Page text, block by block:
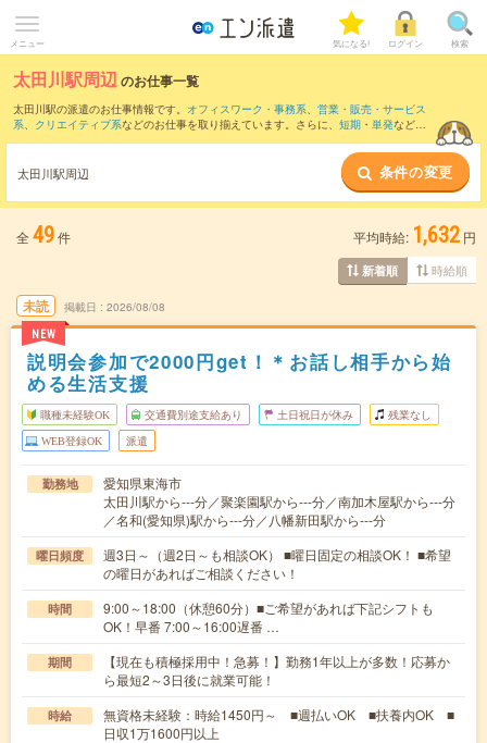
メニュー 気になる! ログイン 検索
太田川駅周辺のお仕事一覧
太田川駅の派遣のお仕事情報です。 オフィスワーク・事務系、 営業・販売・サービス
系、 クリエイティブ系などのお仕事を取り揃えています。さらに、 短期 ・ 単発などの
また、刈谷駅・
など近隣駅のお仕事もご
確認いただけます。
太田川駅周辺 条件の変更
全 49件 平均時給: 1,632 円
新着順 時給順
未読
NEW
掲載日 2026/08/08
説明会参加で2000円get！＊お話し相手から始
める生活支援
職種未経験OK 交通費別途支給あり 土日祝日が休み 残業なし
WEB登録OK 派遣
勤務地
愛知県東海市
太田川駅から---分／聚楽園駅から---分／南加木屋駅から---分
／名和(愛知県)駅から---分／八幡新田駅から---分
曜日頻度
週3日～（週2日～も相談OK） ■曜日固定の相談OK！ ■希望
の曜日があればご相談ください！
時間
9:00～18:00（休憩60分）■ご希望があれば下記シフトも
OK！早番 7:00～16:00遅番 …
期間
【現在も積極採用中！急募！】勤務1年以上が多数！応募か
ら最短2～3日後に就業可能！
時給
無資格未経験：時給1450円～ ■週払いOK ■扶養内OK ■
日収1万1600円以上